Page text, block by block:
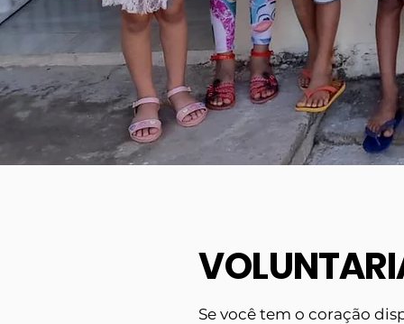
Se você tem o coração